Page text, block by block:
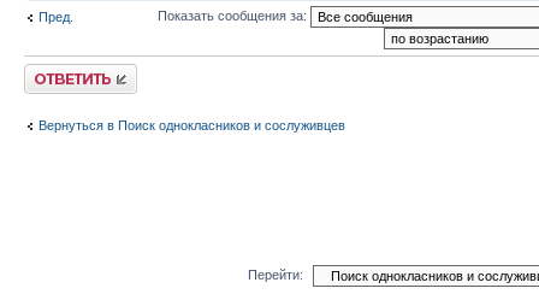
Пред. Показать сообщения за:
Ответить
Вернуться в Поиск однокласников и сослуживцев
Перейти: